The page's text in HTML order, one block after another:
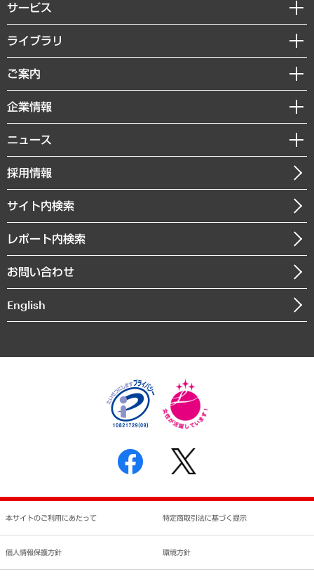
サービス
経営戦略
組織・人事戦略
デジタルイノベーション
共生・ダイバーシティ
GRC（ガバナンス・リスク・コンプライアンス）・防災（政策）
経済・産業・雇用・労働
まちづくり・観光・交通・スポーツ・スマートシティ
自然資源・農林水産業・食料システム
ライブラリ
経済調査
レポート
コラム
経営用語集
受託・受注実績（官公庁関連）
メディア掲載・出演
ご案内
セミナー・イベント情報
MUFGビジネスセミナー
受託案件情報
企業情報
私たちの想い
社長メッセージ
会社概要
沿革
組織図・本部部室紹介
インドネシア現地法人
個人情報保護方針
反社会的勢力に対する基本方針
書面による個人情報の開示等の請求の手続きについて
ニュース
ニュースリリース
お知らせ
採用情報
サイト内検索
レポート内検索
お問い合わせ
English
本サイトのご利用にあたって 特定商取引法に基づく提示
個人情報保護方針 環境方針